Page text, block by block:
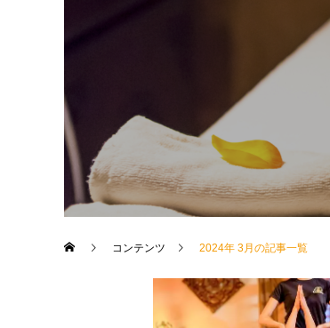
コンテンツ 2024年 3月の記事一覧